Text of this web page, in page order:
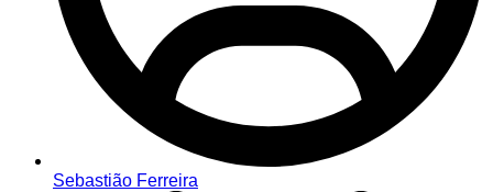
Sebastião Ferreira